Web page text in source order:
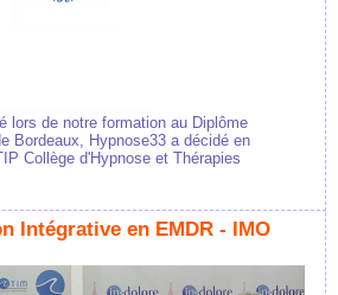
lors de notre formation au Diplôme
Bordeaux, Hypnose33 a décidé en
Collège d'Hypnose et Thérapies
Intégrative en EMDR - IMO